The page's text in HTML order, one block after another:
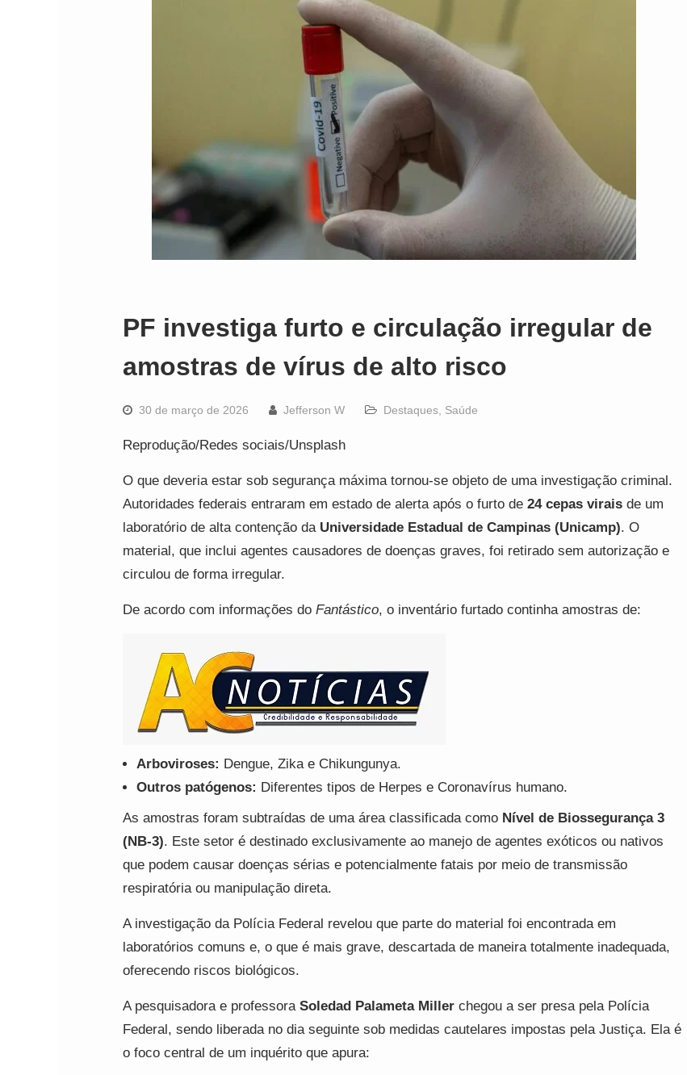
Comando Vermelho
PF investiga furto e circulação irregular de
amostras de vírus de alto risco
30 de março de 2026 Jefferson W Destaques Saúde
Reprodução/Redes sociais/Unsplash
O que deveria estar sob segurança máxima tornou-se objeto de uma investigação criminal.
Autoridades federais entraram em estado de alerta após o furto de 24 cepas virais de um
laboratório de alta contenção da Universidade Estadual de Campinas (Unicamp). O
material, que inclui agentes causadores de doenças graves, foi retirado sem autorização e
circulou de forma irregular.
De acordo com informações do Fantástico, o inventário furtado continha amostras de:
Arboviroses: Dengue, Zika e Chikungunya.
Outros patógenos: Diferentes tipos de Herpes e Coronavírus humano.
As amostras foram subtraídas de uma área classificada como Nível de Biossegurança 3
(NB-3). Este setor é destinado exclusivamente ao manejo de agentes exóticos ou nativos
que podem causar doenças sérias e potencialmente fatais por meio de transmissão
respiratória ou manipulação direta.
A investigação da Polícia Federal revelou que parte do material foi encontrada em
laboratórios comuns e, o que é mais grave, descartada de maneira totalmente inadequada,
oferecendo riscos biológicos.
A pesquisadora e professora Soledad Palameta Miller chegou a ser presa pela Polícia
Federal, sendo liberada no dia seguinte sob medidas cautelares impostas pela Justiça. Ela é
o foco central de um inquérito que apura: